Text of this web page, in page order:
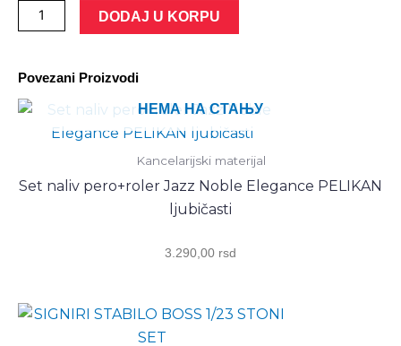
Roler
Jazz
Elegance
PELIKAN
количина
DODAJ U KORPU
Povezani Proizvodi
НЕМА НА СТАЊУ
Kancelarijski materijal
Set naliv pero+roler Jazz Noble Elegance PELIKAN
ljubičasti
3.290,00 rsd